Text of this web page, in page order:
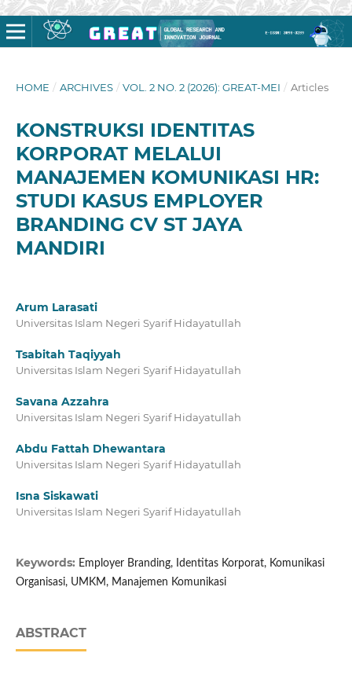
HOME / ARCHIVES / VOL. 2 NO. 2 (2026): GREAT-MEI / Articles
KONSTRUKSI IDENTITAS
KORPORAT MELALUI
MANAJEMEN KOMUNIKASI HR:
STUDI KASUS EMPLOYER
BRANDING CV ST JAYA
MANDIRI
Arum Larasati
Universitas Islam Negeri Syarif Hidayatullah
Tsabitah Taqiyyah
Universitas Islam Negeri Syarif Hidayatullah
Savana Azzahra
Universitas Islam Negeri Syarif Hidayatullah
Abdu Fattah Dhewantara
Universitas Islam Negeri Syarif Hidayatullah
Isna Siskawati
Universitas Islam Negeri Syarif Hidayatullah
Keywords: Employer Branding, Identitas Korporat, Komunikasi
Organisasi, UMKM, Manajemen Komunikasi
ABSTRACT